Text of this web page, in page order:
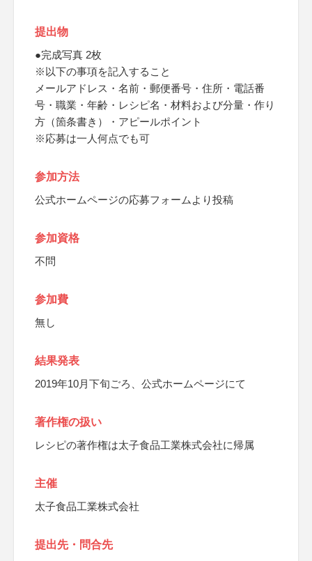
提出物
●完成写真 2枚
※以下の事項を記入すること
メールアドレス・名前・郵便番号・住所・電話番
号・職業・年齢・レシピ名・材料および分量・作り
方（箇条書き）・アピールポイント
※応募は一人何点でも可
参加方法
公式ホームページの応募フォームより投稿
参加資格
不問
参加費
無し
結果発表
2019年10月下旬ごろ、公式ホームページにて
著作権の扱い
レシピの著作権は太子食品工業株式会社に帰属
主催
太子食品工業株式会社
提出先・問合先